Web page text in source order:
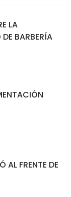
LA
BARBERÍA
AL FRENTE DE